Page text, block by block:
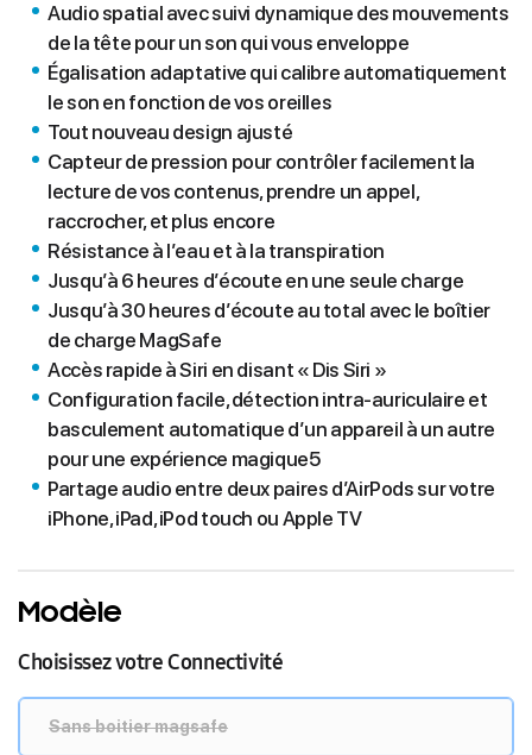
Audio spatial avec suivi dynamique des mouvements
de la tête pour un son qui vous enveloppe
Égalisation adaptative qui calibre automatiquement
le son en fonction de vos oreilles
Tout nouveau design ajusté
Capteur de pression pour contrôler facilement la
lecture de vos contenus, prendre un appel,
raccrocher, et plus encore
Résistance à l’eau et à la transpiration
Jusqu’à 6 heures d’écoute en une seule charge
Jusqu’à 30 heures d’écoute au total avec le boîtier
de charge MagSafe
Accès rapide à Siri en disant « Dis Siri »
Configuration facile, détection intra-auriculaire et
basculement automatique d’un appareil à un autre
pour une expérience magique5
Partage audio entre deux paires d’AirPods sur votre
iPhone, iPad, iPod touch ou Apple TV
Modèle
Choisissez votre Connectivité
Sans boitier magsafe